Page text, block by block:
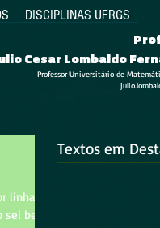
DISCIPLINAS UFRGS
Cesar Lombaldo
Professor Universitário de
linhas
bem
Textos em